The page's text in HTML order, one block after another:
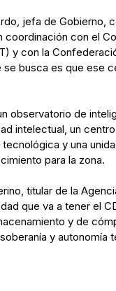
jefa de Gobierno,
coordinación con el
y con la
se busca es que ese
observatorio de
intelectual, un
y una
para la zona.
titular de la
que va a tener el
y de
y autonomía